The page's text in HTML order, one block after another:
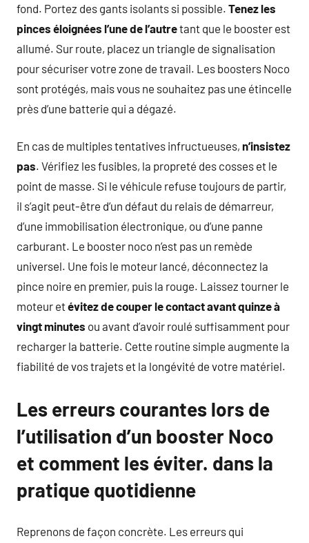
fond. Portez des gants isolants si possible. Tenez les
pinces éloignées l’une de l’autretant que le booster est
allumé. Sur route, placez un triangle de signalisation
pour sécuriser votre zone de travail. Les boosters Noco
sont protégés, mais vous ne souhaitez pas une étincelle
près d’une batterie qui a dégazé.
En cas de multiples tentatives infructueuses, n’insistez
pas. Vérifiez les fusibles, la propreté des cosses et le
point de masse. Si le véhicule refuse toujours de partir,
il s’agit peut-être d’un défaut du relais de démarreur,
d’une immobilisation électronique, ou d’une panne
carburant. Le booster noco n’est pas un remède
universel. Une fois le moteur lancé, déconnectez la
pince noire en premier, puis la rouge. Laissez tourner le
moteur etévitez de couper le contact avant quinze à
vingt minutes ou avant d’avoir roulé suffisamment pour
recharger la batterie. Cette routine simple augmente la
fiabilité de vos trajets et la longévité de votre matériel.
Les erreurs courantes lors de
l’utilisation d’un booster Noco
et comment les éviter. dans la
pratique quotidienne
Reprenons de façon concrète. Les erreurs qui